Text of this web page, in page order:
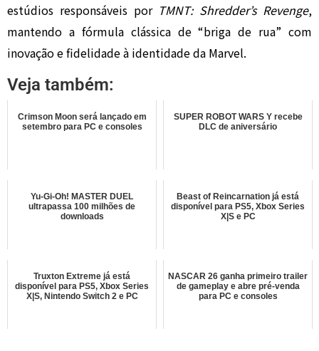
estúdios responsáveis por TMNT: Shredder’s Revenge,
mantendo a fórmula clássica de “briga de rua” com
inovação e fidelidade à identidade da Marvel.
Veja também:
Crimson Moon será lançado em
setembro para PC e consoles
SUPER ROBOT WARS Y recebe
DLC de aniversário
Yu-Gi-Oh! MASTER DUEL
ultrapassa 100 milhões de
downloads
Beast of Reincarnation já está
disponível para PS5, Xbox Series
X|S e PC
Truxton Extreme já está
disponível para PS5, Xbox Series
X|S, Nintendo Switch 2 e PC
NASCAR 26 ganha primeiro trailer
de gameplay e abre pré-venda
para PC e consoles